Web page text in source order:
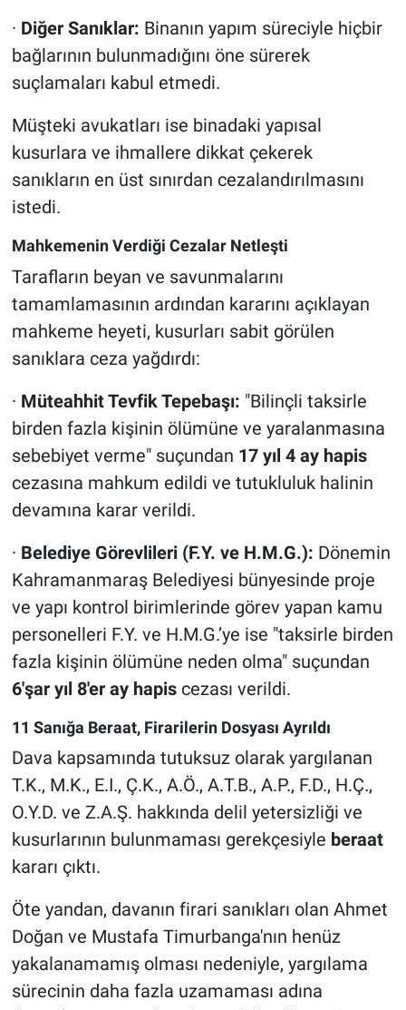
· Diğer Sanıklar: Binanın yapım süreciyle hiçbir
bağlarının bulunmadığını öne sürerek
suçlamaları kabul etmedi.
Müşteki avukatları ise binadaki yapısal
kusurlara ve ihmallere dikkat çekerek
sanıkların en üst sınırdan cezalandırılmasını
istedi.
Mahkemenin Verdiği Cezalar Netleşti
Tarafların beyan ve savunmalarını
tamamlamasının ardından kararını açıklayan
mahkeme heyeti, kusurları sabit görülen
sanıklara ceza yağdırdı:
· Müteahhit Tevfik Tepebaşı: "Bilinçli taksirle
birden fazla kişinin ölümüne ve yaralanmasına
sebebiyet verme" suçundan 17 yıl 4 ay hapis
cezasına mahkum edildi ve tutukluluk halinin
devamına karar verildi.
· Belediye Görevlileri (F.Y. ve H.M.G.): Dönemin
Kahramanmaraş Belediyesi bünyesinde proje
ve yapı kontrol birimlerinde görev yapan kamu
personelleri F.Y. ve H.M.G.’ye ise "taksirle birden
fazla kişinin ölümüne neden olma" suçundan
6'şar yıl 8'er ay hapiscezası verildi.
11 Sanığa Beraat, Firarilerin Dosyası Ayrıldı
Dava kapsamında tutuksuz olarak yargılanan
T.K., M.K., E.I., Ç.K., A.Ö., A.T.B., A.P., F.D., H.Ç.,
O.Y.D. ve Z.A.Ş. hakkında delil yetersizliği ve
kusurlarının bulunmaması gerekçesiyle beraat
kararı çıktı.
Öte yandan, davanın firari sanıkları olan Ahmet
Doğan ve Mustafa Timurbanga'nın henüz
yakalanamamış olması nedeniyle, yargılama
sürecinin daha fazla uzamaması adına